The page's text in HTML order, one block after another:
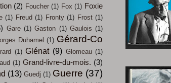
(2) Foucher (1) Fox (1) Foxie
(1) Freud (1) Fronty (1) Frost (1)
Gare (1) Gaston (1) Gaulois (1)
Duhamel (1) Gérard-Co
(1) Glénat (9) Glomeau (1)
(1) Grand-livre-du-mois. (3)
(13) Guedj (1) Guerre (37)